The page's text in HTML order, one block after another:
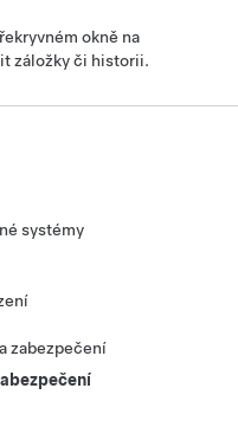
okně na
záložky či historii.
systémy
zabezpečení